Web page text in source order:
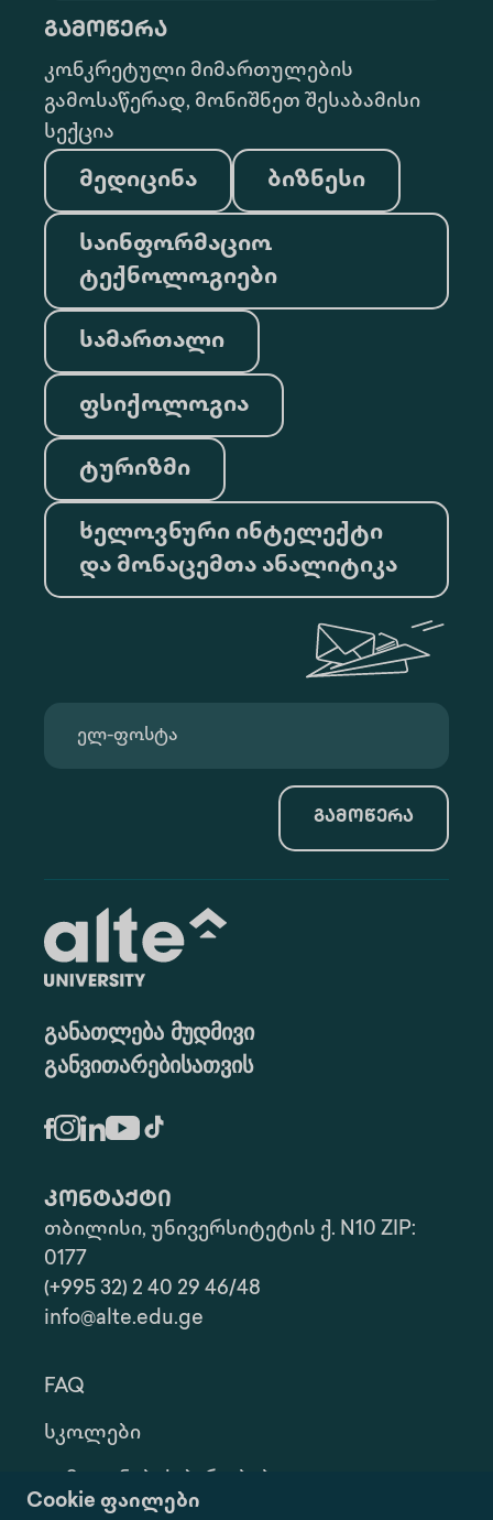
Cookie ფაილები
გამოწერა
კონკრეტული მიმართულების
გამოსაწერად, მონიშნეთ შესაბამისი
სექცია
მედიცინა ბიზნესი
საინფორმაციო
ტექნოლოგიები
სამართალი
ფსიქოლოგია
ტურიზმი
ხელოვნური ინტელექტი
და მონაცემთა ანალიტიკა
გამოწერა
განათლება მუდმივი
განვითარებისათვის
კონტაქტი
თბილისი, უნივერსიტეტის ქ. N10 ZIP:
0177
(+995 32) 2 40 29 46/48
info@alte.edu.ge
FAQ
Სკოლები